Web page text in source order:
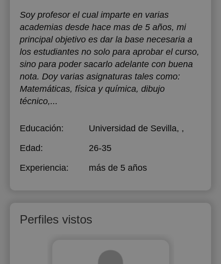
Soy profesor el cual imparte en varias
academias desde hace mas de 5 años, mi
principal objetivo es dar la base necesaria a
los estudiantes no solo para aprobar el curso,
sino para poder sacarlo adelante con buena
nota. Doy varias asignaturas tales como:
Matemáticas, física y química, dibujo
técnico,...
Educación: Universidad de Sevilla, ,
Edad:
26-35
Experiencia:
más de 5 años
Perfiles vistos